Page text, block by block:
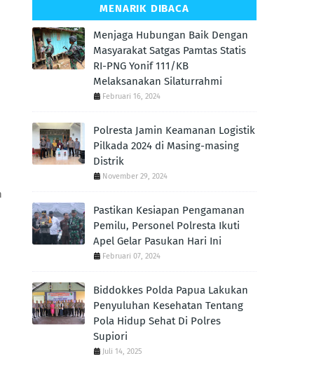
MENARIK DIBACA
Menjaga Hubungan Baik Dengan
Masyarakat Satgas Pamtas Statis
RI-PNG Yonif 111/KB
Melaksanakan Silaturrahmi
Februari 16, 2024
Polresta Jamin Keamanan Logistik
Pilkada 2024 di Masing-masing
Distrik
November 29, 2024
Pastikan Kesiapan Pengamanan
Pemilu, Personel Polresta Ikuti
Apel Gelar Pasukan Hari Ini
Februari 07, 2024
Biddokkes Polda Papua Lakukan
Penyuluhan Kesehatan Tentang
Pola Hidup Sehat Di Polres
Supiori
Juli 14, 2025